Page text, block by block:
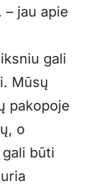
jau apie
gali
Mūsų
pakopoje
o
būti